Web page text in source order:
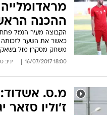
ההכנה
הקבוצה מעיר הנמל
כאשר את השער לזכותה
משחק מסקרן מול
18:00 16/07/2017 יניב
מ.ס. אשדוד:
ז'וליו סזאר